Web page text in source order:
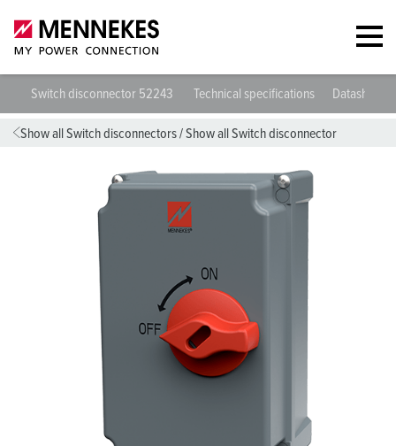
Switch disconnector 52243 Technical specifications Datasheets
Show all Switch disconnectors/Show all Switch disconnector